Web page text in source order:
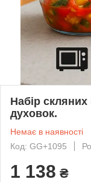
Набір
духовок.
Немає в наявності
Код: GG+1095
1 138 ₴